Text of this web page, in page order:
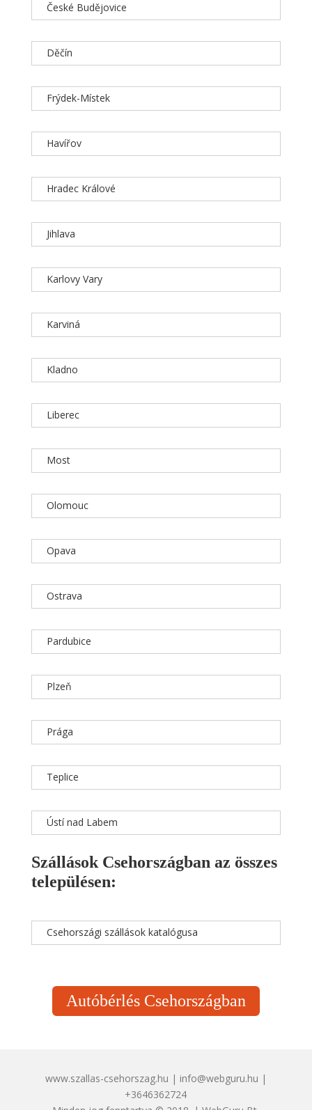
České Budějovice
Děčín
Frýdek-Místek
Havířov
Hradec Králové
Jihlava
Karlovy Vary
Karviná
Kladno
Liberec
Most
Olomouc
Opava
Ostrava
Pardubice
Plzeň
Prága
Teplice
Ústí nad Labem
Szállások Csehországban az összes
településen:
Csehországi szállások katalógusa
Autóbérlés Csehországban
www.szallas-csehorszag.hu | info@webguru.hu |
+3646362724